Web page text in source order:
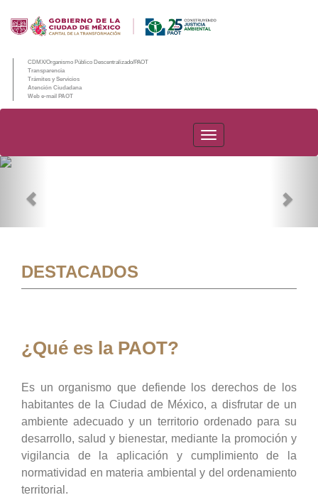
CDMX/Organismo Público Descentralizado/PAOT
Transparencia
Trámites y Servicios
Atención Ciudadana
Web e-mail PAOT
PAOT
DESTACADOS
¿Qué es la PAOT?
Es un organismo que defiende los derechos de los
habitantes de la Ciudad de México, a disfrutar de un
ambiente adecuado y un territorio ordenado para su
desarrollo, salud y bienestar, mediante la promoción y
vigilancia de la aplicación y cumplimiento de la
normatividad en materia ambiental y del ordenamiento
territorial.